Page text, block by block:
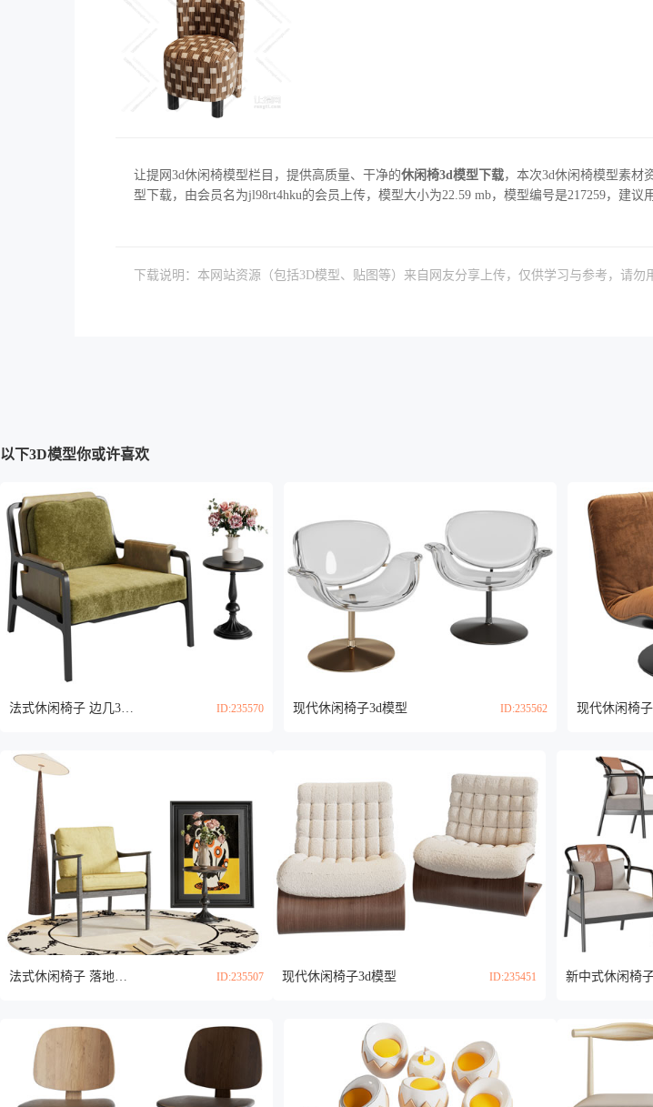
让提网3d休闲椅模型栏目，提供高质量、干净的休闲椅3d模型下载，本次3d休闲椅模型素材
型下载，由会员名为jl98rt4hku的会员上传，模型大小为22.59 mb，模型编号是217259，建议
下载说明：本网站资源（包括3D模型、贴图等）来自网友分享上传，仅供学习与参考，请勿
以下3D模型你或许喜欢
法式休闲椅子 边几3d模型 ID:235570 现代休闲椅子3d模型 ID:235562 现代休闲椅
法式休闲椅子 落地灯 地画3d模型 ID:235507 现代休闲椅子3d模型 ID:235451